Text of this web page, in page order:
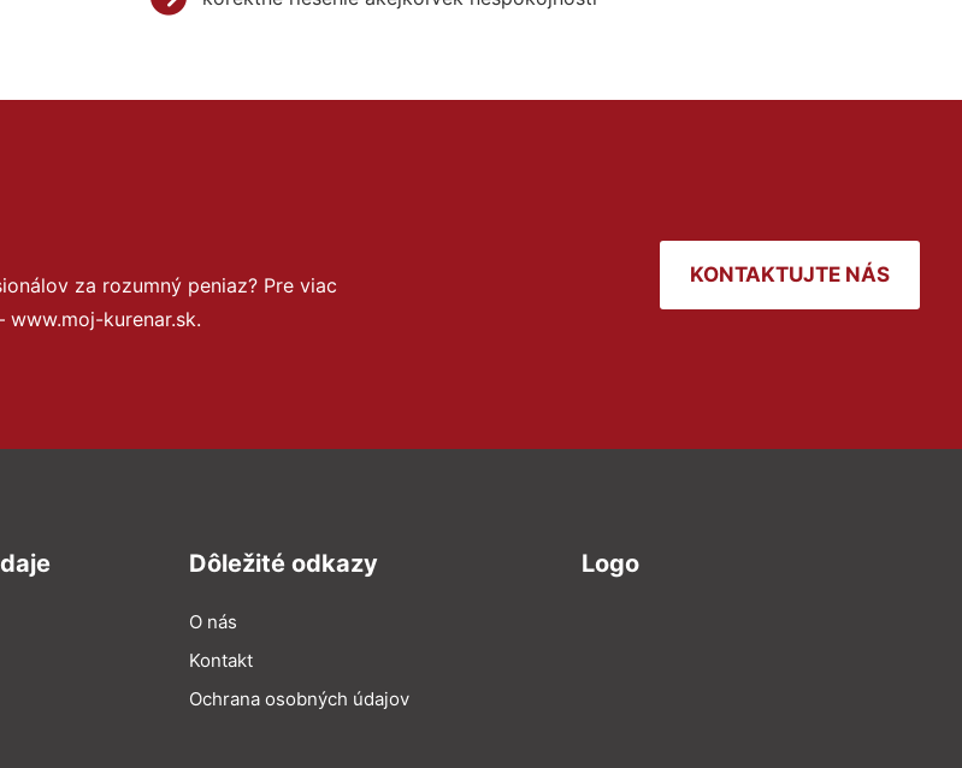
za rozumný peniaz? Pre viac
kurenar.sk.
KONTAKTUJTE NÁS
Dôležité odkazy
O nás
Kontakt
Ochrana osobných údajov
Logo